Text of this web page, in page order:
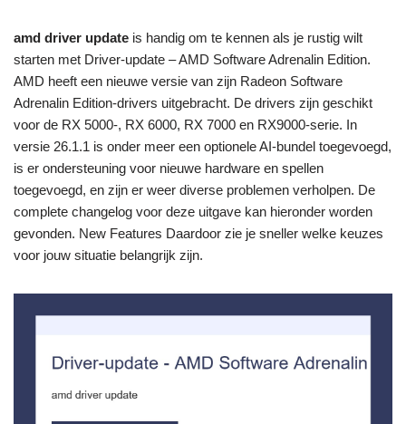
amd driver update is handig om te kennen als je rustig wilt
starten met Driver-update – AMD Software Adrenalin Edition.
AMD heeft een nieuwe versie van zijn Radeon Software
Adrenalin Edition-drivers uitgebracht. De drivers zijn geschikt
voor de RX 5000-, RX 6000, RX 7000 en RX9000-serie. In
versie 26.1.1 is onder meer een optionele AI-bundel toegevoegd,
is er ondersteuning voor nieuwe hardware en spellen
toegevoegd, en zijn er weer diverse problemen verholpen. De
complete changelog voor deze uitgave kan hieronder worden
gevonden. New Features Daardoor zie je sneller welke keuzes
voor jouw situatie belangrijk zijn.